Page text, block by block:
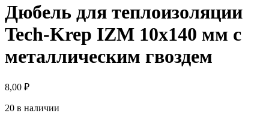
Дюбель для теплоизоляции
Tech-Krep IZM 10х140 мм с
металлическим гвоздем
8,00 ₽
20 в наличии